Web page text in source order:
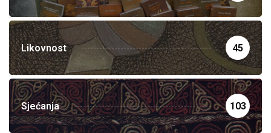
Likovnost 45
Sjećanja 103